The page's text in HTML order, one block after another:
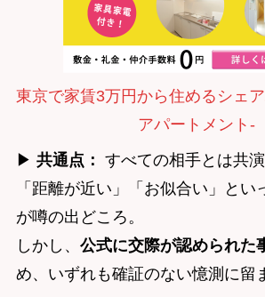
東京で家賃3万円から住めるシェ
アパートメント-
▶ 共通点： すべての相手とは共演
「距離が近い」「お似合い」とい
が噂の出どころ。
しかし、 公式に交際が認められた
め、いずれも確証のない憶測に留